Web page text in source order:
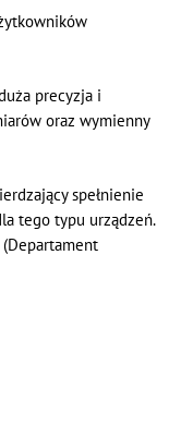
precyzja i
oraz wymienny
spełnienie
tego typu urządzeń.